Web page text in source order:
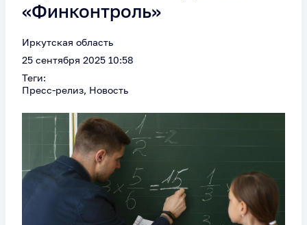
«Финконтроль»
Иркутская область
25 сентября 2025 10:58
Теги:
Пресс-релиз, Новость